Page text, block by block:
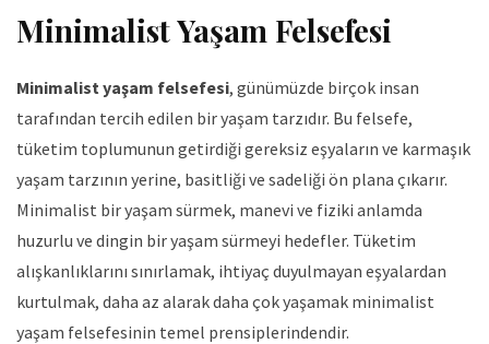
Minimalist Yaşam Felsefesi
Minimalist yaşam felsefesi, günümüzde birçok insan
tarafından tercih edilen bir yaşam tarzıdır. Bu felsefe,
tüketim toplumunun getirdiği gereksiz eşyaların ve karmaşık
yaşam tarzının yerine, basitliği ve sadeliği ön plana çıkarır.
Minimalist bir yaşam sürmek, manevi ve fiziki anlamda
huzurlu ve dingin bir yaşam sürmeyi hedefler. Tüketim
alışkanlıklarını sınırlamak, ihtiyaç duyulmayan eşyalardan
kurtulmak, daha az alarak daha çok yaşamak minimalist
yaşam felsefesinin temel prensiplerindendir.